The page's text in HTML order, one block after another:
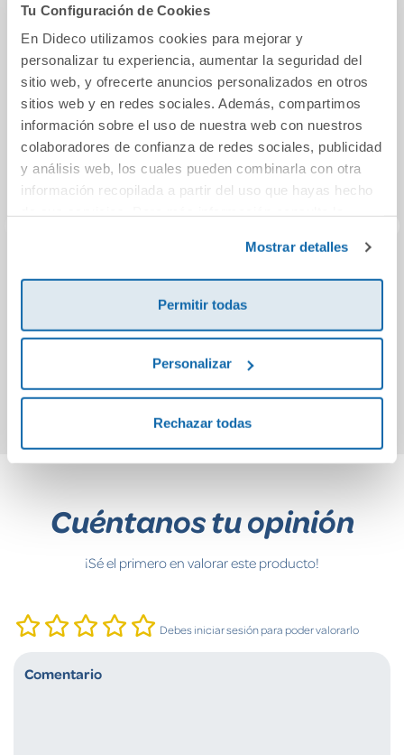
Tu Configuración de Cookies
En Dideco utilizamos cookies para mejorar y
personalizar tu experiencia, aumentar la seguridad del
sitio web, y ofrecerte anuncios personalizados en otros
sitios web y en redes sociales. Además, compartimos
información sobre el uso de nuestra web con nuestros
colaboradores de confianza de redes sociales, publicidad
y análisis web, los cuales pueden combinarla con otra
información recopilada a partir del uso que hayas hecho
Mostrar detalles
Permitir todas
Personalizar
Rechazar todas
También podría gustarte...
Redes (edición en
18,95€
Comprar
Ana, la de Tejas
14,90€
Comprar
El
Cuéntanos tu opinión
¡Sé el primero en valorar este producto!
Debes iniciar sesión para poder valorarlo